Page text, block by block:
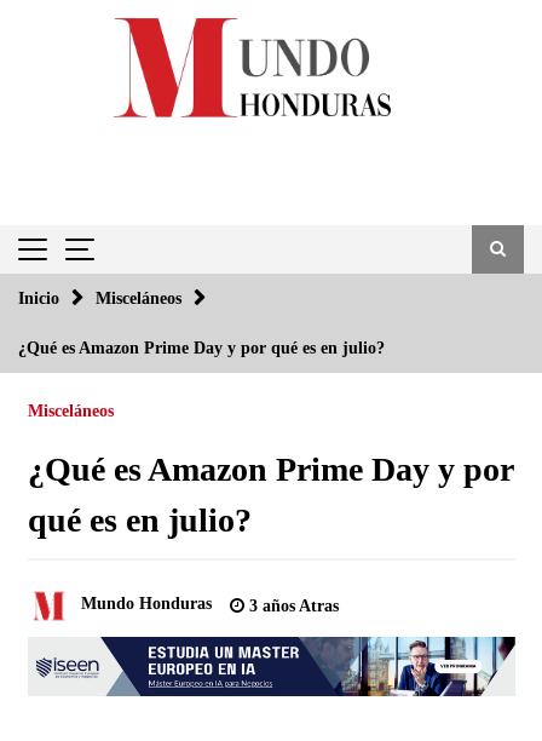
Inicio Misceláneos
¿Qué es Amazon Prime Day y por qué es en julio?
Misceláneos
¿Qué es Amazon Prime Day y por
qué es en julio?
Mundo Honduras 3 años Atras